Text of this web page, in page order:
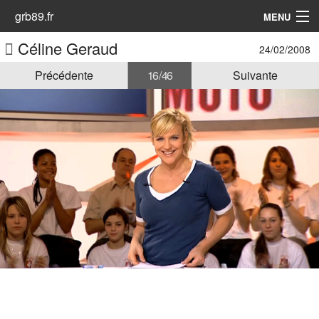
grb89.fr MENU
Accueil
Les Animatrices
Céline Geraud 24/02/2008
Précédente 16 / 46 Suivante